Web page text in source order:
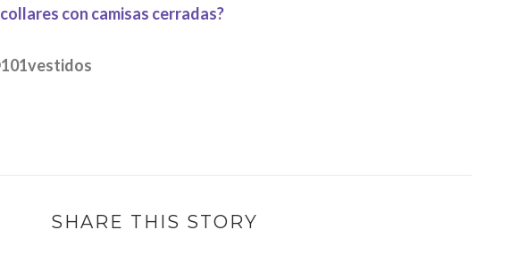
con camisas cerradas?
SHARE THIS STORY